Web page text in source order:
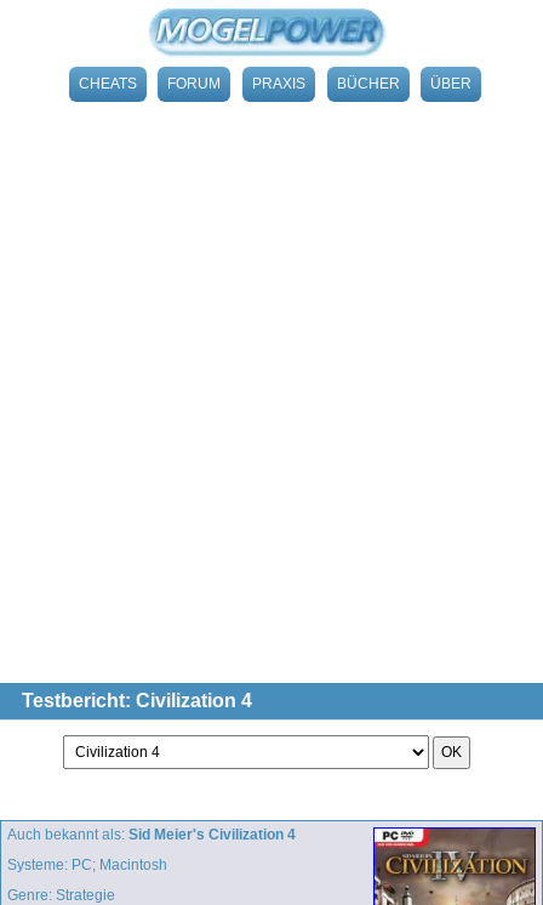
CHEATS FORUM PRAXIS BÜCHER ÜBER
Testbericht: Civilization 4
Auch bekannt als: Sid Meier's Civilization 4
Systeme: PC; Macintosh
Genre: Strategie